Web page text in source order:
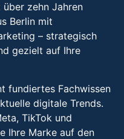
zehn Jahren
Berlin mit
– strategisch
gezielt auf Ihre
fundiertes Fachwissen
digitale Trends.
TikTok und
Ihre Marke auf den